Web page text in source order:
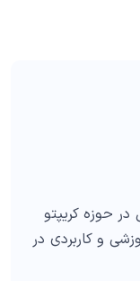
در حوزه کریپتو
و کاربردی در